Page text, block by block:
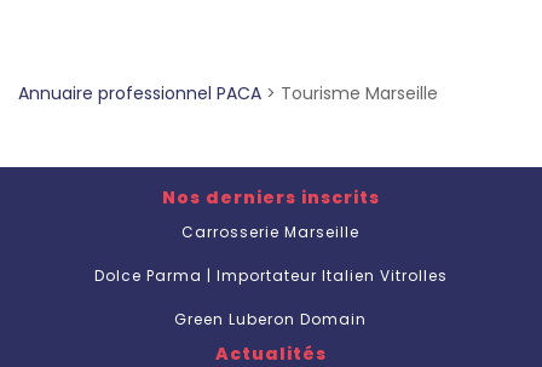
Annuaire professionnel PACA > Tourisme Marseille
Nos derniers inscrits
Carrosserie Marseille
Dolce Parma | Importateur Italien Vitrolles
Green Luberon Domain
Actualités